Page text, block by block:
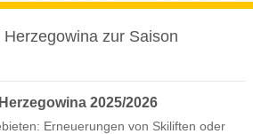
zur Saison
2025/2026
Erneuerungen von Skiliften oder